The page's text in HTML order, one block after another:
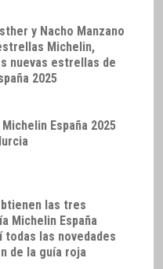
y Nacho Manzano
Michelin,
nuevas estrellas de
2025
España 2025
las tres
Michelin España
todas las novedades
de la guía roja